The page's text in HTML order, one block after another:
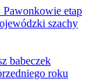
Pawonkowie etap
szachy
babeczek
roku